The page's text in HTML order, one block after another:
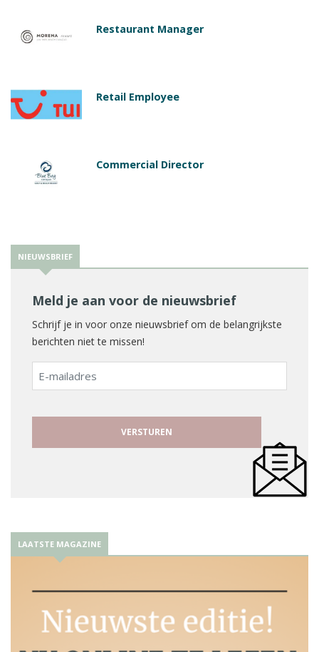
Restaurant Manager
Retail Employee
Commercial Director
NIEUWSBRIEF
Meld je aan voor de nieuwsbrief
Schrijf je in voor onze nieuwsbrief om de belangrijkste
berichten niet te missen!
E-
mailadres
LAATSTE MAGAZINE